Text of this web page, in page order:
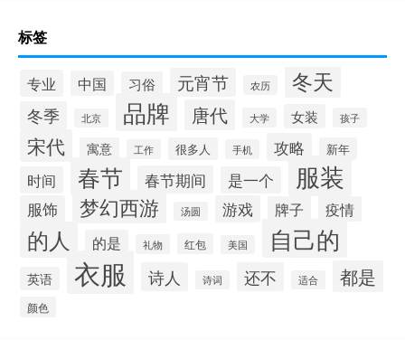
标签
专业 中国 习俗 元宵节 农历 冬天
冬季 北京 品牌 唐代 大学 女装 孩子
宋代 寓意 工作 很多人 手机 攻略 新年
时间 春节 春节期间 是一个 服装
服饰 梦幻西游 汤圆 游戏 牌子 疫情
的人 的是 礼物 红包 美国 自己的
英语 衣服 诗人 诗词 还不 适合 都是
颜色